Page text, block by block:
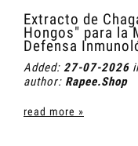
Extracto de
Hongos" para la
Defensa
Added: 27-07-2026
author: Rapee.Shop
read more »